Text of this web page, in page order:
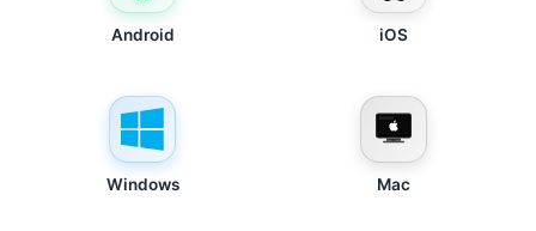
Android iOS
Windows Mac